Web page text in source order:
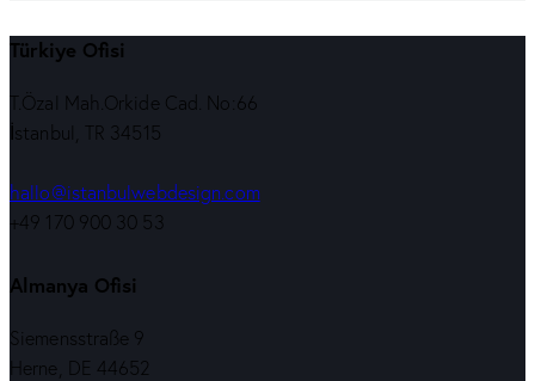
Türkiye Ofisi
T.Özal Mah.Orkide Cad. No:66
İstanbul, TR 34515
hallo@istanbulwebdesign.com
+49 170 900 30 53
Almanya Ofisi
Siemensstraße 9
Herne, DE 44652